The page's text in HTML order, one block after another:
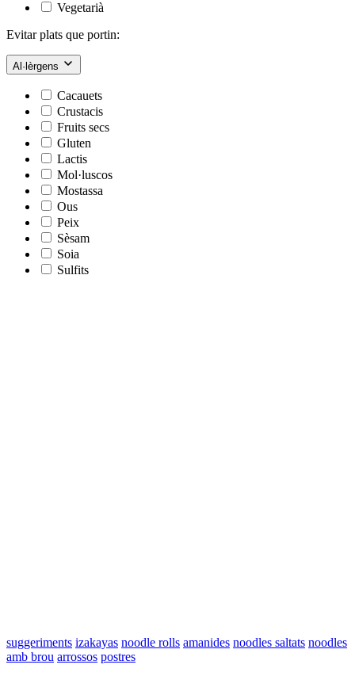
Vegetarià
Evitar plats que portin:
Al·lèrgens
Cacauets
Crustacis
Fruits secs
Gluten
Lactis
Mol·luscos
Mostassa
Ous
Peix
Sèsam
Soia
Sulfits
suggeriments izakayas noodle rolls amanides noodles saltats noodles
amb brou arrossos postres